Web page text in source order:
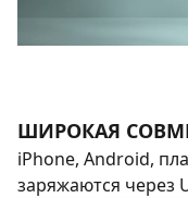
ШИРОКАЯ
iPhone, Android,
заряжаются через